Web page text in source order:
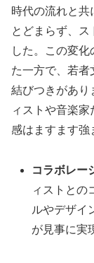
時代の流れと共
とどまらず、ス
した。この変
た一方で、若者
結びつきがあり
ィストや音楽
感はますます強
コラボレー
ィストとの
ルやデザイ
が見事に実